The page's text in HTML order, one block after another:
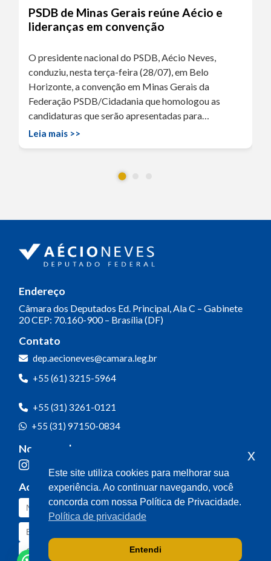
PSDB de Minas Gerais reúne Aécio e
lideranças em convenção
O presidente nacional do PSDB, Aécio Neves,
conduziu, nesta terça-feira (28/07), em Belo
Horizonte, a convenção em Minas Gerais da
Federação PSDB/Cidadania que homologou as
candidaturas que serão apresentadas para…
Leia mais >>
Endereço
Câmara dos Deputados Ed. Principal, Ala C – Gabinete
20CEP: 70.160-900 – Brasília (DF)
Contato
dep.aecioneves@camara.leg.br
+55 (61) 3215-5964
+55 (31) 3261-0121
+55 (31) 97150-0834
Nossas redes
Acompanhe o meu mandato
Este site utiliza cookies para melhorar sua
experiência. Ao continuar navegando, você
concorda com nossa Política de Privacidade.
Política de privacidade
Entendi
x